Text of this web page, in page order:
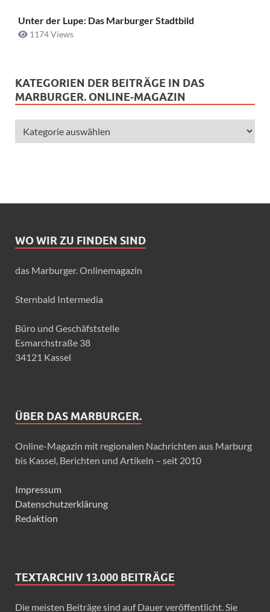
Unter der Lupe: Das Marburger Stadtbild
1174 Views
KATEGORIEN DER BEITRÄGE IN DAS
MARBURGER. ONLINE-MAGAZIN
WO WIR ZU FINDEN SIND
das Marburger. Onlinemagazin
Sternbald Intermedia
Büro und Geschäfststelle
Esmarchstraße 38
34121 Kassel
ÜBER DAS MARBURGER.
Online-Magazin mit regionalen Nachrichten aus Marburg
bis Kassel, Berichten und Artikeln – seit 2010
Impressum
Datenschutzerklärung
Redaktion
TEXTARCHIV 13.000 BEITRÄGE
Die meisten Beiträge sind auf Dauer veröffentlicht. Sie